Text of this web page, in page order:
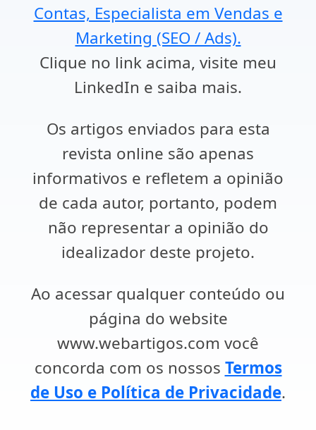
Contas, Especialista em Vendas e
Marketing (SEO / Ads).
Clique no link acima, visite meu
LinkedIn e saiba mais.
Os artigos enviados para esta
revista online são apenas
informativos e refletem a opinião
de cada autor, portanto, podem
não representar a opinião do
idealizador deste projeto.
Ao acessar qualquer conteúdo ou
página do website
www.webartigos.com você
concorda com os nossos Termos
de Uso e Política de Privacidade.